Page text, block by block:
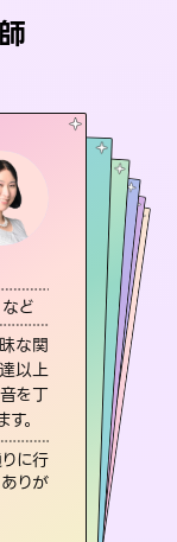
ど
な関
以上
を丁
。
に行
りが
など
最古の
せへ向
にも具
定して
りまし
など
報告実績
の施術経
、より良
かもこち
ていらっ
女性）
ど
きるようアドバイスします。
本心など
。対策が
代）
未来 など
同性愛や片
まで知りた
いることを
きます。
る所や濁
自分の気
男性）
ち など
って「今」と
あの人の気持
恋や人生のヒ
。
晴れまし
るんだなと